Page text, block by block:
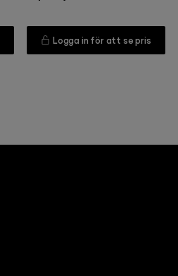
Logga in för att se pris